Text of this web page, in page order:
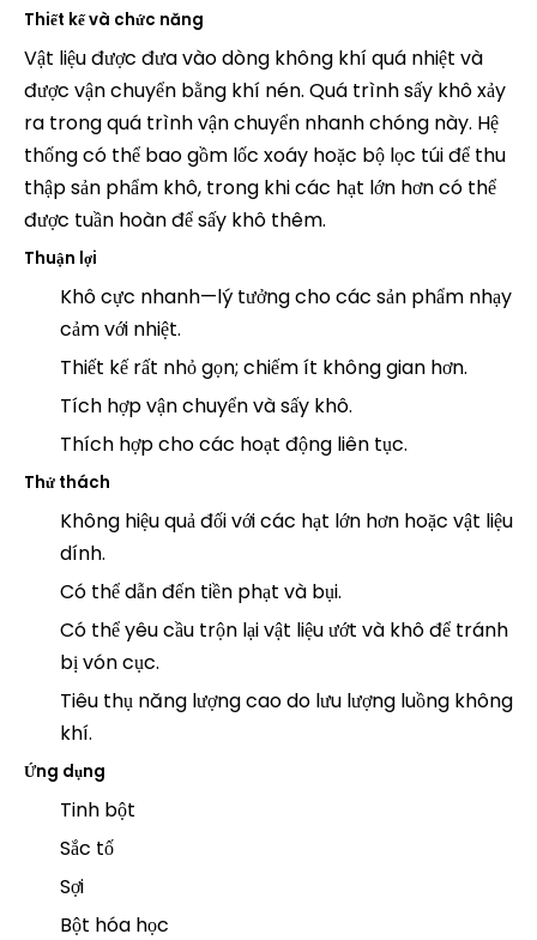
Thiết kế và chức năng
Vật liệu được đưa vào dòng không khí quá nhiệt và
được vận chuyển bằng khí nén. Quá trình sấy khô xảy
ra trong quá trình vận chuyển nhanh chóng này. Hệ
thống có thể bao gồm lốc xoáy hoặc bộ lọc túi để thu
thập sản phẩm khô, trong khi các hạt lớn hơn có thể
được tuần hoàn để sấy khô thêm.
Thuận lợi
Khô cực nhanh—lý tưởng cho các sản phẩm nhạy
cảm với nhiệt.
Thiết kế rất nhỏ gọn; chiếm ít không gian hơn.
Tích hợp vận chuyển và sấy khô.
Thích hợp cho các hoạt động liên tục.
Thử thách
Không hiệu quả đối với các hạt lớn hơn hoặc vật liệu
dính.
Có thể dẫn đến tiền phạt và bụi.
Có thể yêu cầu trộn lại vật liệu ướt và khô để tránh
bị vón cục.
Tiêu thụ năng lượng cao do lưu lượng luồng không
khí.
Ứng dụng
Tinh bột
Sắc tố
Sợi
Bột hóa học